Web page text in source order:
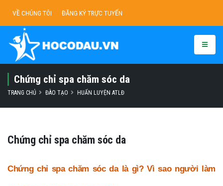
VỀ CHÚNG TÔI ĐĂNG KÝ TRỰC TUYẾN
Chứng chỉ spa chăm sóc da
TRANG CHỦ ĐÀO TẠO HUẤN LUYỆN ATLĐ
Chứng chỉ spa chăm sóc da
Chứng chỉ spa chăm sóc da là gì? Vì sao người làm